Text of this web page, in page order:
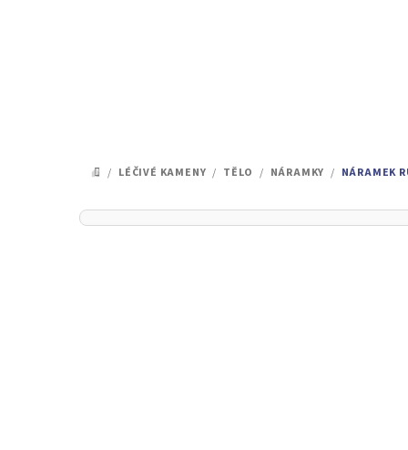
DOMŮ
/ LÉČIVÉ KAMENY / TĚLO / NÁRAMKY / NÁRAMEK
P